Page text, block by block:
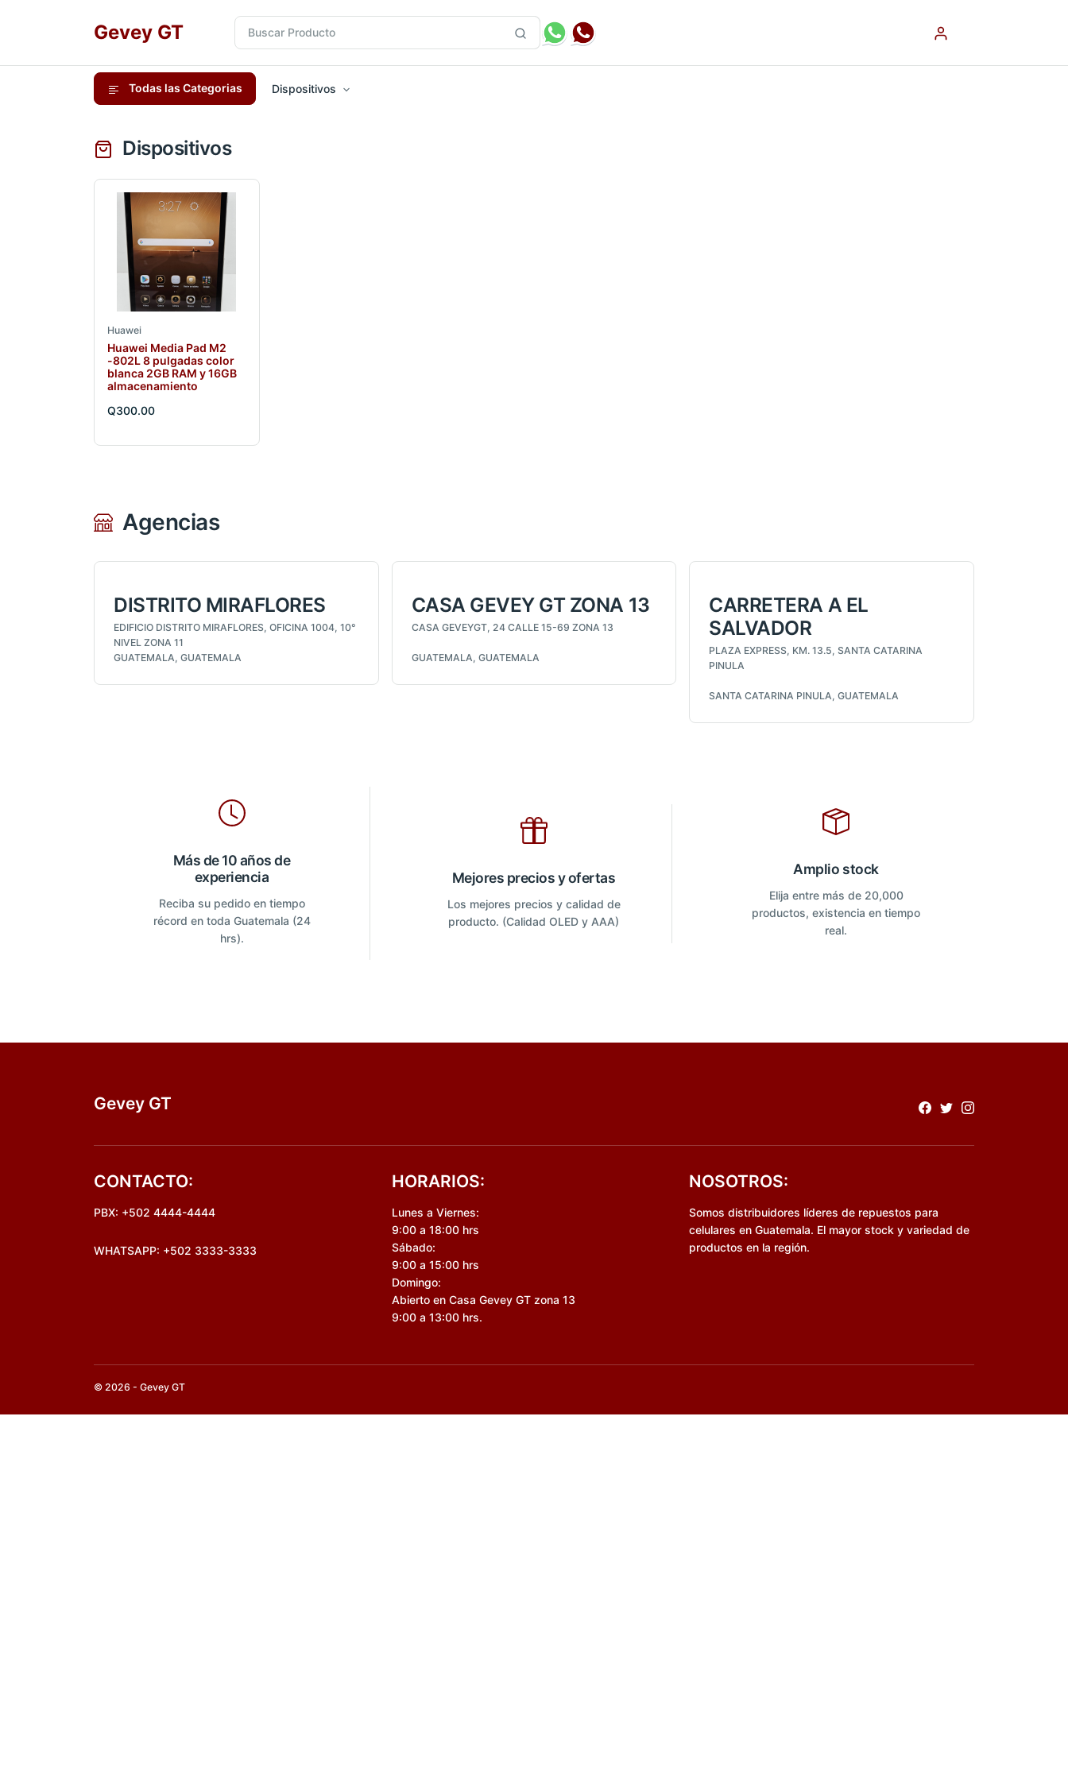
Gevey GT
Todas las Categorias Dispositivos
Dispositivos
Huawei
Huawei Media Pad M2
-802L 8 pulgadas color
blanca 2GB RAM y 16GB
almacenamiento
Q300.00
Agencias
DISTRITO MIRAFLORES
EDIFICIO DISTRITO MIRAFLORES, OFICINA 1004, 10°
NIVEL ZONA 11
GUATEMALA, GUATEMALA
CASA GEVEY GT ZONA 13
CASA GEVEYGT, 24 CALLE 15-69 ZONA 13
GUATEMALA, GUATEMALA
CARRETERA A EL
SALVADOR
PLAZA EXPRESS, KM. 13.5, SANTA CATARINA
PINULA
SANTA CATARINA PINULA, GUATEMALA
Más de 10 años de
experiencia
Reciba su pedido en tiempo
récord en toda Guatemala (24
hrs).
Mejores precios y ofertas
Los mejores precios y calidad de
producto. (Calidad OLED y AAA)
Amplio stock
Elija entre más de 20,000
productos, existencia en tiempo
real.
Gevey GT
CONTACTO:
PBX: +502 4444-4444
WHATSAPP: +502 3333-3333
HORARIOS:
Lunes a Viernes:
9:00 a 18:00 hrs
Sábado:
9:00 a 15:00 hrs
Domingo:
Abierto en Casa Gevey GT zona 13
9:00 a 13:00 hrs.
NOSOTROS:
Somos distribuidores líderes de repuestos para
celulares en Guatemala. El mayor stock y variedad de
productos en la región.
© 2026 - Gevey GT